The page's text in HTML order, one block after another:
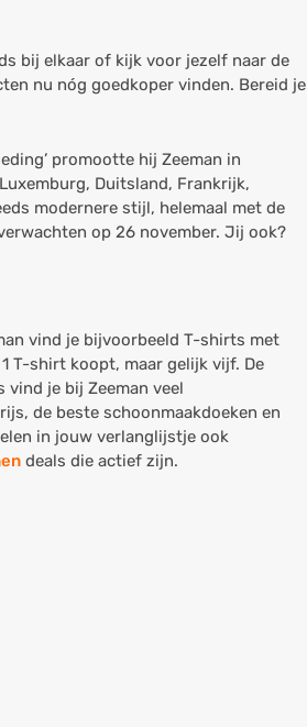
bij elkaar of kijk voor jezelf naar de
nu nóg goedkoper vinden. Bereid je
promootte hij Zeeman in
Duitsland, Frankrijk,
modernere stijl, helemaal met de
op 26 november. Jij ook?
vind je bijvoorbeeld T-shirts met
T-shirt koopt, maar gelijk vijf. De
je bij Zeeman veel
de beste schoonmaakdoeken en
in jouw verlanglijstje ook
deals die actief zijn.